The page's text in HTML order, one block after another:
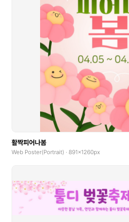
활짝피어나봄
Web Poster(Portrait) · 891x1260px